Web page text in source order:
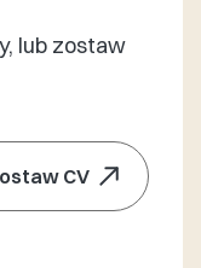
lub zostaw
CV